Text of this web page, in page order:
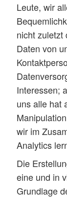
Leute, wir
nicht zuletzt
Daten von
Interessen;
uns alle hat
wir im
Analytics
Die
eine und in
Grundlage